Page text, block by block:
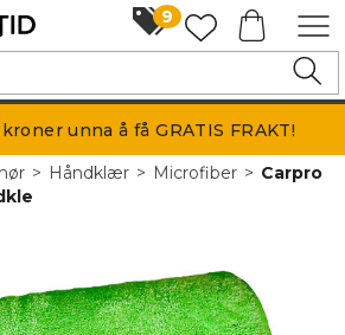
9
kroner unna å få GRATIS FRAKT!
> Håndklær> Microfiber>Carpro